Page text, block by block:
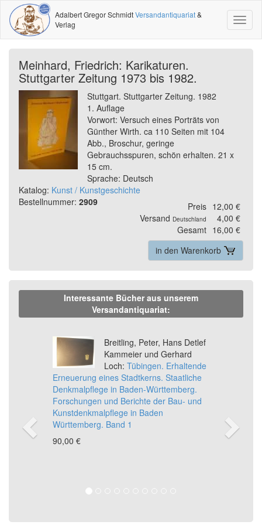
Adalbert Gregor SchmidtVersandantiquariat&
Verlag
Meinhard, Friedrich: Karikaturen.
Stuttgarter Zeitung 1973 bis 1982.
Stuttgart. Stuttgarter Zeitung. 1982
1. Auflage
Vorwort: Versuch eines Porträts von
Günther Wirth. ca 110 Seiten mit 104
Abb., Broschur, geringe
Gebrauchsspuren, schön erhalten. 21 x
15 cm.
Sprache: Deutsch
Katalog: Kunst / Kunstgeschichte
Bestellnummer: 2909 Preis 12,00 €
Versand Deutschland
4,00 €
Gesamt 16,00 €
in den Warenkorb
Interessante Bücher aus unserem
Versandantiquariat:
Breitling, Peter, Hans Detlef
Kammeier und Gerhard
Loch: Tübingen. Erhaltende
Erneuerung eines Stadtkerns. Staatliche
Denkmalpflege in Baden-Württemberg.
Forschungen und Berichte der Bau- und
Kunstdenkmalpflege in Baden
Württemberg. Band 1
90,00 €
Previous